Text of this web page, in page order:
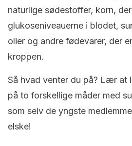
naturlige sødestoffer, korn,
glukoseniveauerne i blodet,
olier og andre fødevarer, der
kroppen.
Så hvad venter du på? Lær at
på to forskellige måder med
som selv de yngste
elske!